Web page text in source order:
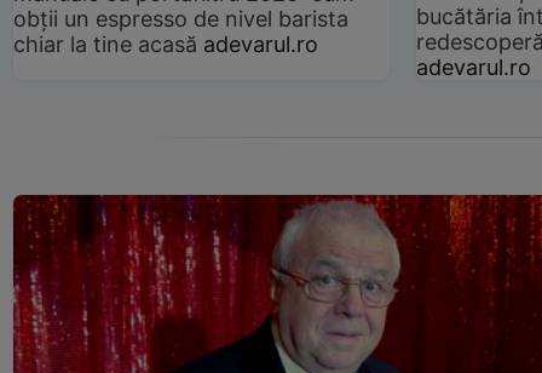
obții un espresso de nivel barista
chiar la tine acasă adevarul.ro
bucătăria
adevarul.ro